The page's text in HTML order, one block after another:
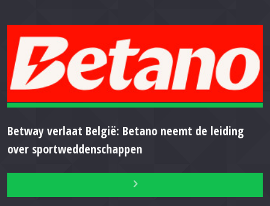
Betway verlaat België: Betano neemt de leiding
over sportweddenschappen